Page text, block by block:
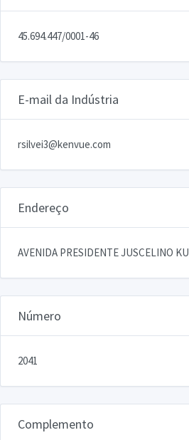
45.694.447/0001-46
E-mail da Indústria
rsilvei3@kenvue.com
Endereço
AVENIDA PRESIDENTE JUSCELINO
Número
2041
Complemento